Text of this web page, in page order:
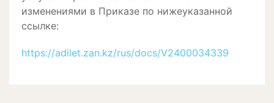
изменениями в Приказе по нижеуказанной
ссылке:
https://adilet.zan.kz/rus/docs/V2400034339